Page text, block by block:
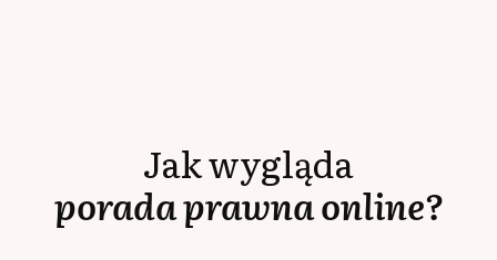
Jak wygląda
porada prawna online?